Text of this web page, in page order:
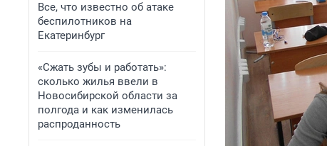
Все, что известно об атаке
беспилотников на
Екатеринбург
«Сжать зубы и работать»:
сколько жилья ввели в
Новосибирской области за
полгода и как изменилась
распроданность